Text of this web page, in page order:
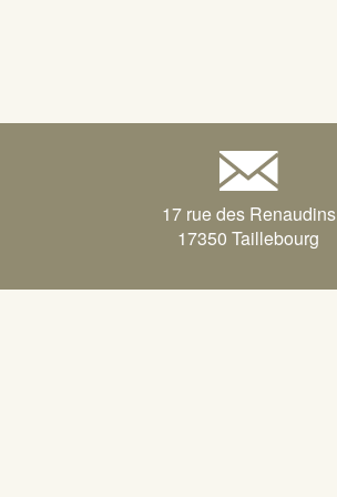
17 rue des Renaudins
17350 Taillebourg